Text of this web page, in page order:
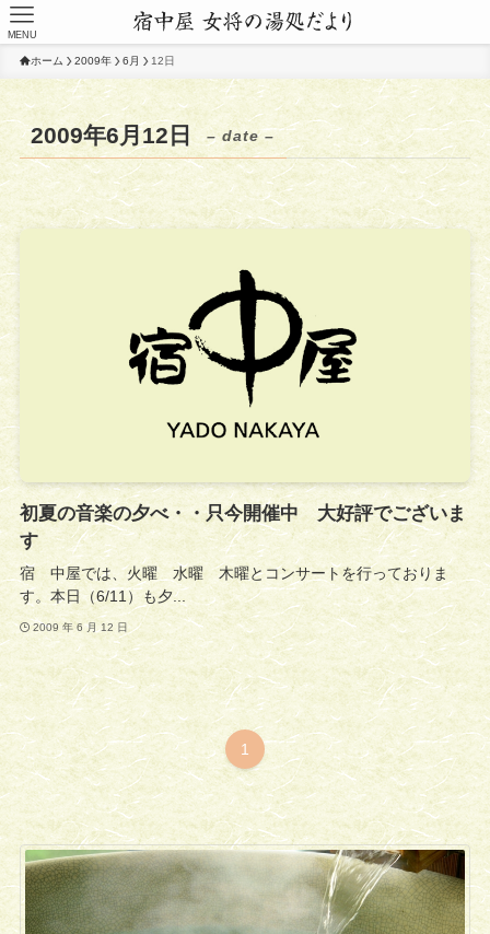
MENU
ホーム 2009年 6月 12日
2009年6月12日 – date –
初夏の音楽の夕べ・・只今開催中 大好評でございま
す
宿 中屋では、火曜 水曜 木曜とコンサートを行っておりま
す。本日（6/11）も夕...
2009 年 6 月 12 日
1